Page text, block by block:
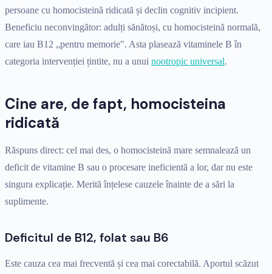
persoane cu homocisteină ridicată și declin cognitiv incipient.
Beneficiu neconvingător: adulți sănătoși, cu homocisteină normală,
care iau B12 „pentru memorie". Asta plasează vitaminele B în
categoria intervenției țintite, nu a unui nootropic universal.
Cine are, de fapt, homocisteina
ridicată
Răspuns direct: cel mai des, o homocisteină mare semnalează un
deficit de vitamine B sau o procesare ineficientă a lor, dar nu este
singura explicație. Merită înțelese cauzele înainte de a sări la
suplimente.
Deficitul de B12, folat sau B6
Este cauza cea mai frecventă și cea mai corectabilă. Aportul scăzut